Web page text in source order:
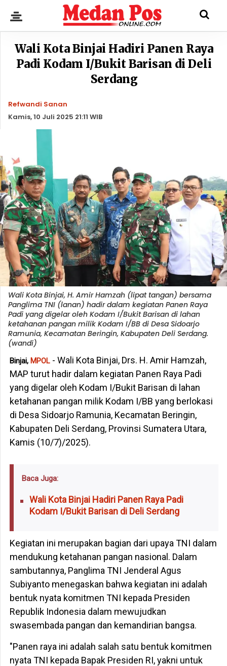
Wali Kota Binjai Hadiri Panen Raya
Padi Kodam I/Bukit Barisan di Deli
Serdang
Refwandi Sanan
Kamis, 10 Juli 2025 21:11 WIB
Wali Kota Binjai, H. Amir Hamzah (lipat tangan) bersama
Panglima TNI (lanan) hadir dalam kegiatan Panen Raya
Padi yang digelar oleh Kodam I/Bukit Barisan di lahan
ketahanan pangan milik Kodam I/BB di Desa Sidoarjo
Ramunia, Kecamatan Beringin, Kabupaten Deli Serdang.
(wandi)
Binjai, MPOL- Wali Kota Binjai, Drs. H. Amir Hamzah,
MAP turut hadir dalam kegiatan Panen Raya Padi
yang digelar oleh Kodam I/Bukit Barisan di lahan
ketahanan pangan milik Kodam I/BB yang berlokasi
di Desa Sidoarjo Ramunia, Kecamatan Beringin,
Kabupaten Deli Serdang, Provinsi Sumatera Utara,
Kamis (10/7)/2025).
Baca Juga:
Wali Kota Binjai Hadiri Panen Raya Padi
Kodam I/Bukit Barisan di Deli Serdang
Kegiatan ini merupakan bagian dari upaya TNI dalam
mendukung ketahanan pangan nasional. Dalam
sambutannya, Panglima TNI Jenderal Agus
Subiyanto menegaskan bahwa kegiatan ini adalah
bentuk nyata komitmen TNI kepada Presiden
Republik Indonesia dalam mewujudkan
swasembada pangan dan kemandirian bangsa.
"Panen raya ini adalah salah satu bentuk komitmen
nyata TNI kepada Bapak Presiden RI, yakni untuk